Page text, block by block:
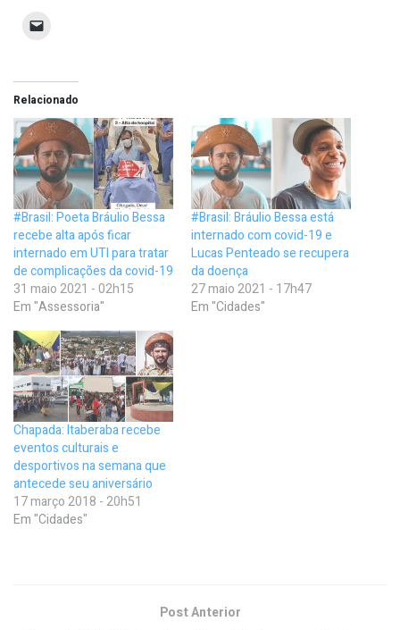
Relacionado
#Brasil: Poeta Bráulio Bessa
recebe alta após ficar
internado em UTI para tratar
de complicações da covid-19
31 maio 2021 - 02h15
Em "Assessoria"
#Brasil: Bráulio Bessa está
internado com covid-19 e
Lucas Penteado se recupera
da doença
27 maio 2021 - 17h47
Em "Cidades"
Chapada: Itaberaba recebe
eventos culturais e
desportivos na semana que
antecede seu aniversário
17 março 2018 - 20h51
Em "Cidades"
Post Anterior